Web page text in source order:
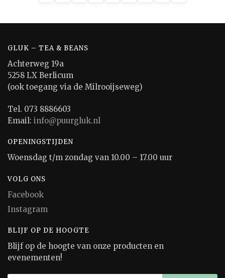
GLUK – TEA & BEANS
Achterweg 19a
5258 LX Berlicum
(ook toegang via de Milrooijseweg)
Tel. 073 8886603
Email: info@puurgluk.nl
OPENINGSTIJDEN
Woensdag t/m zondag van 10.00 – 17.00 uur
VOLG ONS
Facebook
Instagram
BLIJF OP DE HOOGTE
Blijf op de hoogte van onze producten en
evenementen!